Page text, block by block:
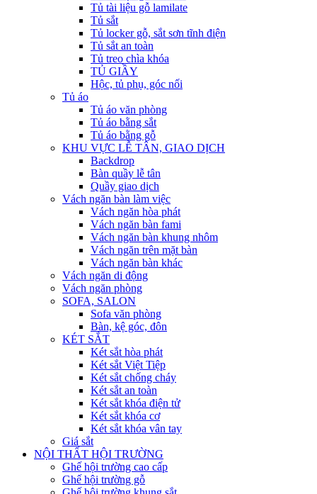
Tủ tài liệu gỗ lamilate
Tủ sắt
Tủ locker gỗ, sắt sơn tĩnh điện
Tủ sắt an toàn
Tủ treo chìa khóa
TỦ GIẦY
Hộc, tủ phụ, góc nối
Tủ áo
Tủ áo văn phòng
Tủ áo bằng sắt
Tủ áo bằng gỗ
KHU VỰC LỄ TÂN, GIAO DỊCH
Backdrop
Bàn quầy lễ tân
Quầy giao dịch
Vách ngăn bàn làm việc
Vách ngăn hòa phát
Vách ngăn bàn fami
Vách ngăn bàn khung nhôm
Vách ngăn trên mặt bàn
Vách ngăn bàn khác
Vách ngăn di động
Vách ngăn phòng
SOFA, SALON
Sofa văn phòng
Bàn, kệ góc, đôn
KÉT SẮT
Két sắt hòa phát
Két sắt Việt Tiệp
Két sắt chống cháy
Két sắt an toàn
Két sắt khóa điện tử
Két sắt khóa cơ
Két sắt khóa vân tay
Giá sắt
NỘI THẤT HỘI TRƯỜNG
Ghế hội trường cao cấp
Ghế hội trường gỗ